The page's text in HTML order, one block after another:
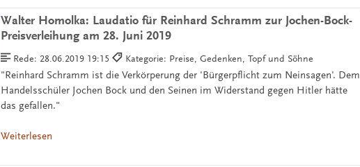
Walter Homolka: Laudatio für Reinhard Schramm zur Jochen-Bock-
Preisverleihung am 28. Juni 2019
Rede: 28.06.2019 19:15 Kategorie: Preise, Gedenken, Topf und Söhne
"Reinhard Schramm ist die Verkörperung der 'Bürgerpflicht zum Neinsagen'. Dem
Handelsschüler Jochen Bock und den Seinen im Widerstand gegen Hitler hätte
das gefallen."
Weiterlesen